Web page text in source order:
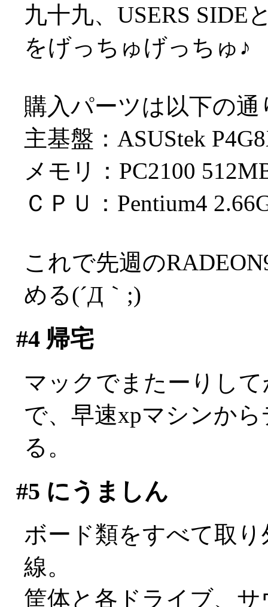
九十九、USERS SIDE
をげっちゅげっちゅ♪
購入パーツは以下の通
主基盤：ASUStek
メモリ：PC2100
ＣＰＵ：Pentium4
これで先週の
める(´Д｀;)
#4帰宅
マックでまたーりし
で、早速xpマシンか
る。
#5 にうましん
ボード類をすべて取
線。
筐体と各ドライブ、